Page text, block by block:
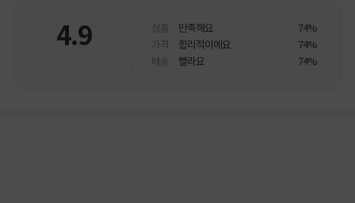
4.9 상품 만족해요
74%
가격
합리적이에요
74%
배송
빨라요 74%